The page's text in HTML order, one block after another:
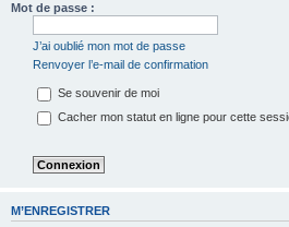
Mot de passe :
J’ai oublié mon mot de passe
Renvoyer l’e-mail de confirmation
Se souvenir de moi
Cacher mon statut en ligne pour cette
M’ENREGISTRER